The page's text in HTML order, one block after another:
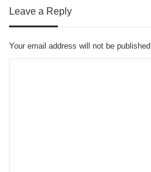
Leave a Reply
Your email address will not be published.